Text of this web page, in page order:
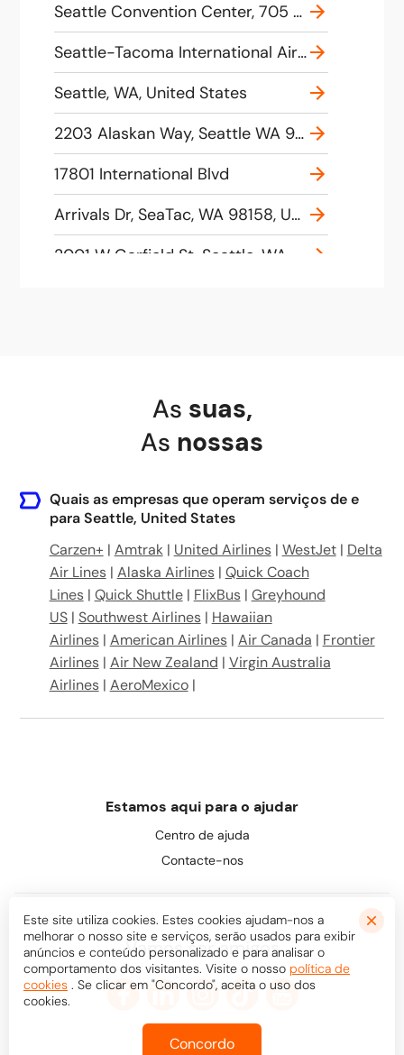
Seattle Convention Center, 705 Pike St, Seattle, WA 98101, United States
Seattle-Tacoma International Airport ,17801 International Blvd, Seattle, WA 98158, United States
Seattle, WA, United States
2203 Alaskan Way, Seattle WA 98121, USA
17801 International Blvd
Arrivals Dr, SeaTac, WA 98158, USA
As suas,
As nossas
Quais as empresas que operam serviços de e
para Seattle, United States
Carzen+ | Amtrak| United Airlines| WestJet| Delta
Air Lines| Alaska Airlines| Quick Coach
Lines| Quick Shuttle| FlixBus| Greyhound
US| Southwest Airlines| Hawaiian
Airlines| American Airlines| Air Canada | Frontier
Airlines| Air New Zealand | Virgin Australia
Airlines| AeroMexico|
Estamos aqui para o ajudar
Centro de ajuda
Contacte-nos
Vamos ser amigos
© Bookaway2026
Este site utiliza cookies. Estes cookies ajudam-nos a
melhorar o nosso site e serviços, serão usados para exibir
anúncios e conteúdo personalizado e para analisar o
comportamento dos visitantes. Visite o nosso política de
cookies . Se clicar em "Concordo", aceita o uso dos
cookies.
Concordo